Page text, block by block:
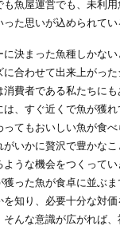
も魚屋運営でも、未利
た思いが込められてい
に決まった魚種しかな
に合わせて出来上がっ
費者である私たちにも
は、すぐ近くで魚が獲
てもおいしい魚が食
がいかに贅沢で豊かな
うな機会をつくってい
獲った魚が食卓に並ぶ
知り、必要十分な対価
そんな意識が広がれば